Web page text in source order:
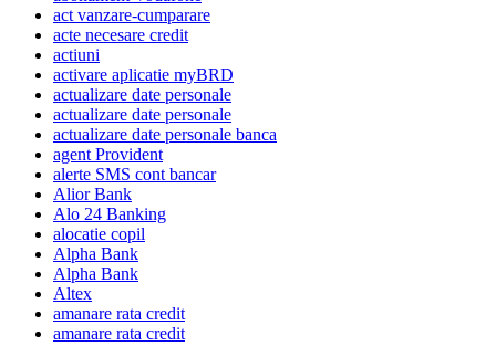
act vanzare-cumparare
acte necesare credit
actiuni
activare aplicatie myBRD
actualizare date personale
actualizare date personale
actualizare date personale banca
agent Provident
alerte SMS cont bancar
Alior Bank
Alo 24 Banking
alocatie copil
Alpha Bank
Alpha Bank
Altex
amanare rata credit
amanare rata credit